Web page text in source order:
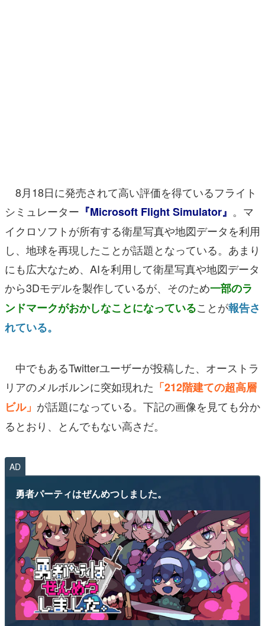
アプリレビュー
その他
電ファミニコゲーマーとは？
運営：株式会社マレ
8月18日に発売されて高い評価を得ているフライト
シミュレーター 『Microsoft Flight Simulator』 。マ
イクロソフトが所有する衛星写真や地図データを利用
し、地球を再現したことが話題となっている。あまり
にも広大なため、AIを利用して衛星写真や地図データ
から3Dモデルを製作しているが、そのため一部のラ
ンドマークがおかしなことになっていることが報告さ
れている。
中でもあるTwitterユーザーが投稿した、オーストラ
リアのメルボルンに突如現れた 「212階建ての超高層
ビル」 が話題になっている。下記の画像を見ても分か
るとおり、とんでもない高さだ。
AD
勇者パーティはぜんめつしました。